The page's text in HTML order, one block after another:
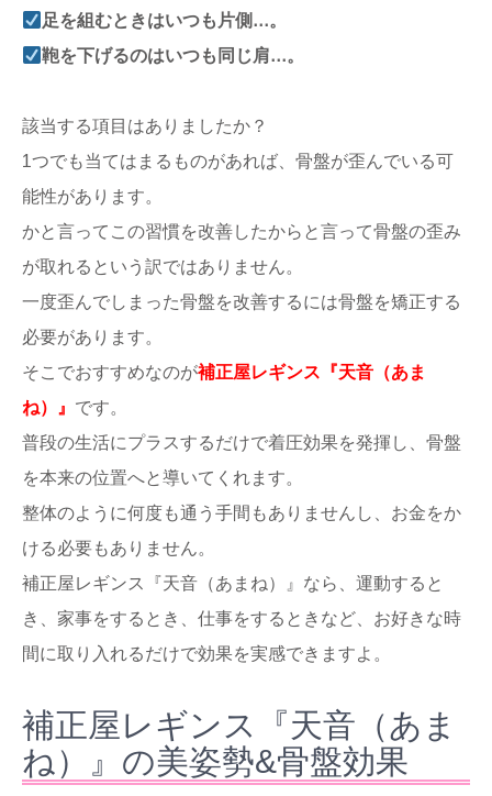
足を組むときはいつも片側…。
鞄を下げるのはいつも同じ肩…。
該当する項目はありましたか？
1つでも当てはまるものがあれば、骨盤が歪んでいる可
能性があります。
かと言ってこの習慣を改善したからと言って骨盤の歪み
が取れるという訳ではありません。
一度歪んでしまった骨盤を改善するには骨盤を矯正する
必要があります。
そこでおすすめなのが補正屋レギンス『天音（あま
ね）』 です。
普段の生活にプラスするだけで着圧効果を発揮し、骨盤
を本来の位置へと導いてくれます。
整体のように何度も通う手間もありませんし、お金をか
ける必要もありません。
補正屋レギンス『天音（あまね）』なら、運動すると
き、家事をするとき、仕事をするときなど、お好きな時
間に取り入れるだけで効果を実感できますよ。
補正屋レギンス『天音（あま
ね）』の美姿勢&骨盤効果